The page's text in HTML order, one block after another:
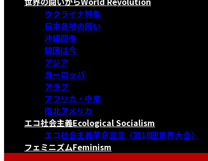
ウクライナ特集
日本各地の闘い
沖縄闘争
韓国は今
アジア
ヨーロッパ
アラブ
アフリカ・中東
南北アメリカ
エコ社会主義Ecological Socialism
エコ社会主義革命宣言〈第18回世界大会〉
フェミニズムFeminism